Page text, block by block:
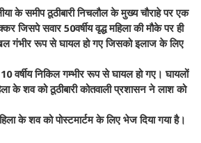
के समीप ठूठीबारी निचलौल के मुख्य चौराहे पर एक
सवार 50वर्षीय वृद्ध महिला की मौके पर ही
गंभीर रूप से घायल हो गए जिसको इलाज के लिए
वर्षीय निकिल गम्भीर रूप से घायल हो गए। घायलों
के शव को ठूठीबारी कोतवाली प्रशासन ने लाश को
के शव को पोस्टमार्टम के लिए भेज दिया गया है।